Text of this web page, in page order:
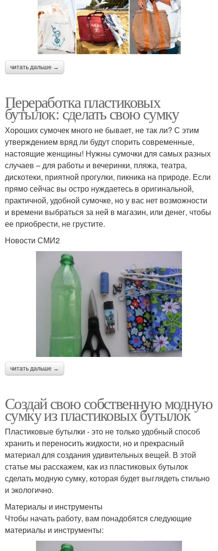
читать дальше →
Переработка пластиковых
бутылок: сделать свою сумку
Хороших сумочек много не бывает, не так ли? С этим
утверждением вряд ли будут спорить современные,
настоящие женщины! Нужны сумочки для самых разных
случаев – для работы и вечеринки, пляжа, театра,
дискотеки, приятной прогулки, пикника на природе. Если
прямо сейчас вы остро нуждаетесь в оригинальной,
практичной, удобной сумочке, но у вас нет возможности
и времени выбраться за ней в магазин, или денег, чтобы
ее приобрести, не грустите.
Новости СМИ2
читать дальше →
Создай свою собственную модную
сумку из пластиковых бутылок
Пластиковые бутылки - это не только удобный способ
хранить и переносить жидкости, но и прекрасный
материал для создания удивительных вещей. В этой
статье мы расскажем, как из пластиковых бутылок
сделать модную сумку, которая будет выглядеть стильно
и экологично.
Материалы и инструменты
Чтобы начать работу, вам понадобятся следующие
материалы и инструменты: